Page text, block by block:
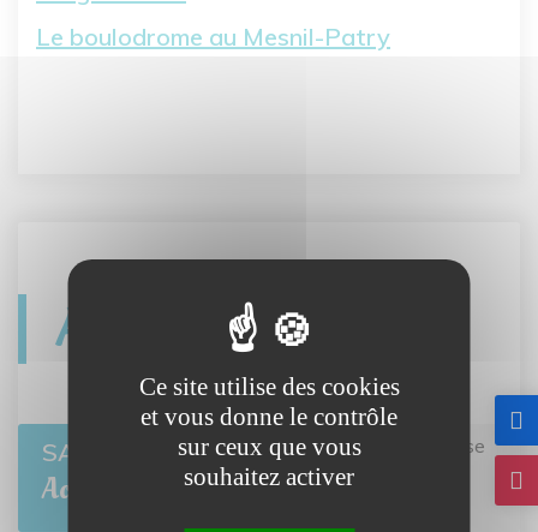
Le boulodrome au Mesnil-Patry
Agenda
SAM 1
Août
Twisto tour Bretteville-l'Orgueilleuse
BRETTEVILLE-L'ORGUEILLEUSE
Ce site utilise des cookies
et vous donne le contrôle
sur ceux que vous
souhaitez activer